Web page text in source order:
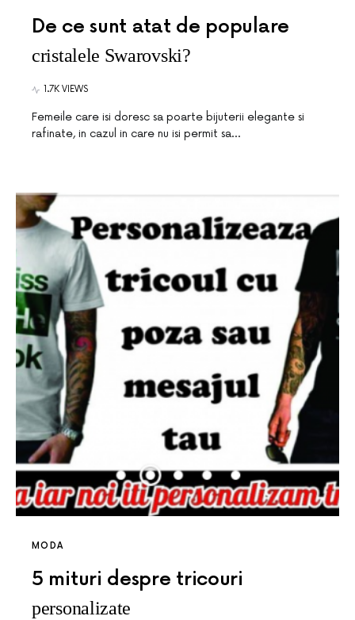
De ce sunt atat de populare
cristalele Swarovski?
1.7K VIEWS
Femeile care isi doresc sa poarte bijuterii elegante si
rafinate, in cazul in care nu isi permit sa…
MODA
5 mituri despre tricouri
personalizate